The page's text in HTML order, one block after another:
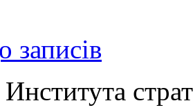
записів
Института